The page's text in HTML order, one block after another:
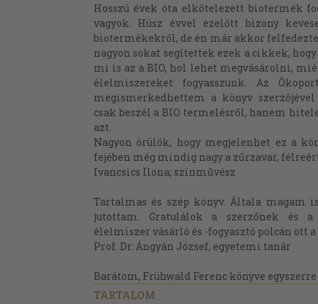
Hosszú évek óta elkötelezett biotermék
vagyok. Húsz évvel ezelőtt bizony
biotermékekről, de én már akkor
nagyon sokat segítettek ezek a cikkek,
mi is az a BIO, hol lehet megvásárolni,
élelmiszereket fogyasszunk. Az
megismerkedhettem a könyv
csak beszél a BIO termelésről, hanem
azt.
Nagyon örülök, hogy megjelenhet ez a
fejében még mindig nagy a zűrzavar,
Ivancsics Ilona; színművész
Tartalmas és szép könyv. Általa magam
jutottam. Gratulálok a szerzőnek és
élelmiszer vásárló és -fogyasztó polcán ott a
Prof. Dr. Ángyán József, egyetemi tanár
Barátom, Frühwald Ferenc könyve
TARTALOM